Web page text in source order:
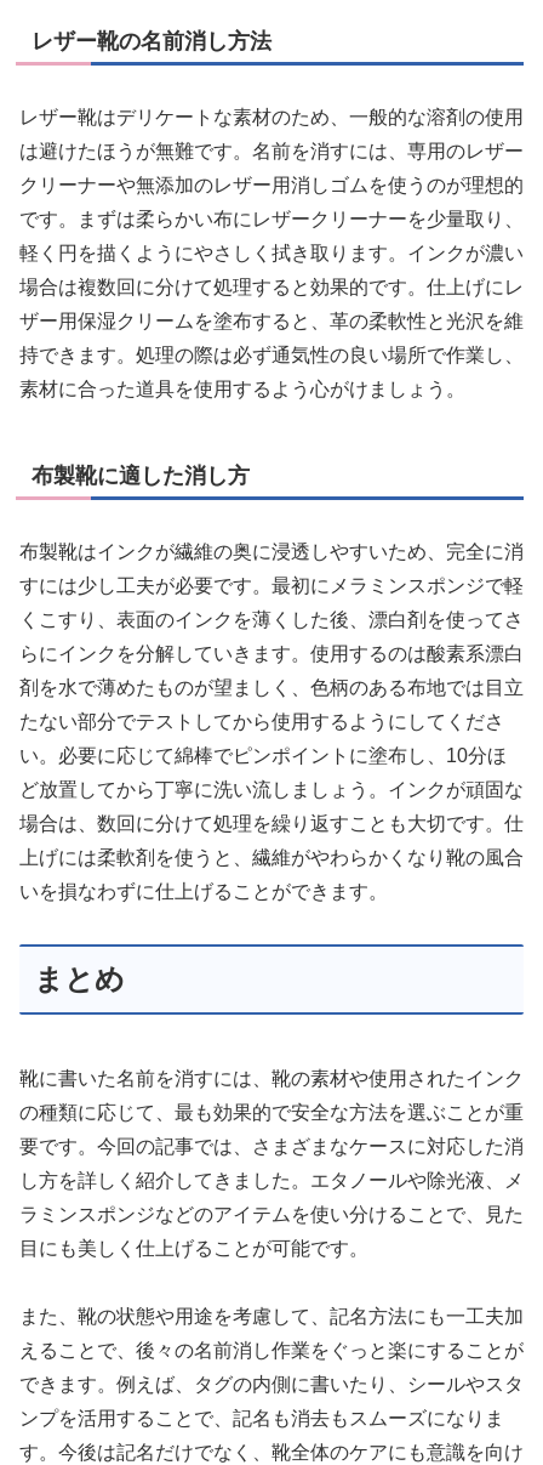
レザー靴の名前消し方法
レザー靴はデリケートな素材のため、一般的な溶剤の使用
は避けたほうが無難です。名前を消すには、専用のレザー
クリーナーや無添加のレザー用消しゴムを使うのが理想的
です。まずは柔らかい布にレザークリーナーを少量取り、
軽く円を描くようにやさしく拭き取ります。インクが濃い
場合は複数回に分けて処理すると効果的です。仕上げにレ
ザー用保湿クリームを塗布すると、革の柔軟性と光沢を維
持できます。処理の際は必ず通気性の良い場所で作業し、
素材に合った道具を使用するよう心がけましょう。
布製靴に適した消し方
布製靴はインクが繊維の奥に浸透しやすいため、完全に消
すには少し工夫が必要です。最初にメラミンスポンジで軽
くこすり、表面のインクを薄くした後、漂白剤を使ってさ
らにインクを分解していきます。使用するのは酸素系漂白
剤を水で薄めたものが望ましく、色柄のある布地では目立
たない部分でテストしてから使用するようにしてくださ
い。必要に応じて綿棒でピンポイントに塗布し、10分ほ
ど放置してから丁寧に洗い流しましょう。インクが頑固な
場合は、数回に分けて処理を繰り返すことも大切です。仕
上げには柔軟剤を使うと、繊維がやわらかくなり靴の風合
いを損なわずに仕上げることができます。
まとめ
靴に書いた名前を消すには、靴の素材や使用されたインク
の種類に応じて、最も効果的で安全な方法を選ぶことが重
要です。今回の記事では、さまざまなケースに対応した消
し方を詳しく紹介してきました。エタノールや除光液、メ
ラミンスポンジなどのアイテムを使い分けることで、見た
目にも美しく仕上げることが可能です。
また、靴の状態や用途を考慮して、記名方法にも一工夫加
えることで、後々の名前消し作業をぐっと楽にすることが
できます。例えば、タグの内側に書いたり、シールやスタ
ンプを活用することで、記名も消去もスムーズになりま
す。今後は記名だけでなく、靴全体のケアにも意識を向け